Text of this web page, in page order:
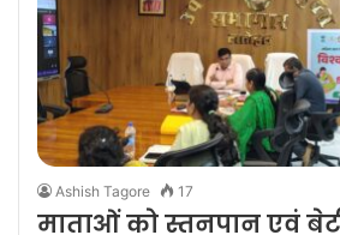
Ashish Tagore 17
माताओं को स्तनपान एवं
पढ़ाओ के महत्व को बताएं: